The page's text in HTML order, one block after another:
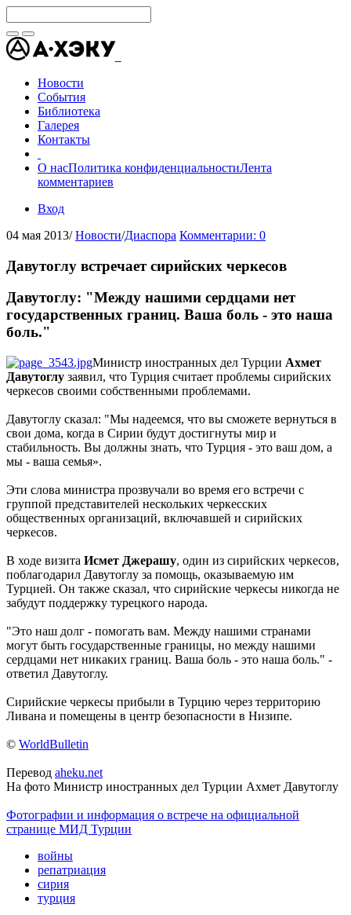
Новости
События
Библиотека
Галерея
Контакты
О насПолитика конфиденциальностиЛента
комментариев
Вход
04 мая 2013/ Новости/Диаспора Комментарии: 0
Давутоглу встречает сирийских черкесов
Давутоглу: "Между нашими сердцами нет
государственных границ. Ваша боль - это наша
боль."
Министр иностранных дел Турции Ахмет
Давутоглу заявил, что Турция считает проблемы сирийских
черкесов своими собственными проблемами.
Давутоглу сказал: "Мы надеемся, что вы сможете вернуться в
свои дома, когда в Сирии будут достигнуты мир и
стабильность. Вы должны знать, что Турция - это ваш дом, а
мы - ваша семья».
Эти слова министра прозвучали во время его встречи с
группой представителей нескольких черкесских
общественных организаций, включавшей и сирийских
черкесов.
В ходе визита Исмет Джерашу, один из сирийских черкесов,
поблагодарил Давутоглу за помощь, оказываемую им
Турцией. Он также сказал, что сирийские черкесы никогда не
забудут поддержку турецкого народа.
"Это наш долг - помогать вам. Между нашими странами
могут быть государственные границы, но между нашими
сердцами нет никаких границ. Ваша боль - это наша боль." -
ответил Давутоглу.
Сирийские черкесы прибыли в Турцию через территорию
Ливана и помещены в центр безопасности в Низипе.
© WorldBulletin
Перевод aheku.net
На фото Министр иностранных дел Турции Ахмет Давутоглу
Фотографии и информация о встрече на официальной
странице МИД Турции
войны
репатриация
сирия
турция